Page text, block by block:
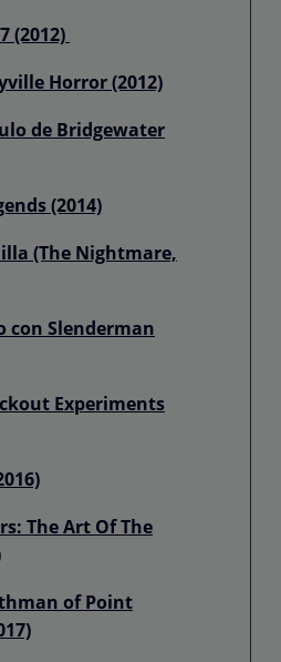
(2012)
Horror (2012)
de Bridgewater
(2014)
(The Nightmare,
con Slenderman
Experiments
The Art Of The
of Point